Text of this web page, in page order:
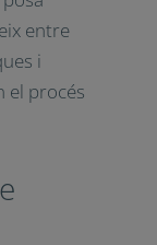
la
la
petits
la